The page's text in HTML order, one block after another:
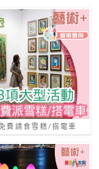
費請食雪糕/搭電車